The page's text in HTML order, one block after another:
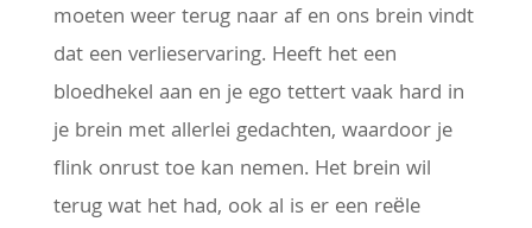
moeten weer terug naar af en ons brein vindt
dat een verlieservaring. Heeft het een
bloedhekel aan en je ego tettert vaak hard in
je brein met allerlei gedachten, waardoor je
flink onrust toe kan nemen. Het brein wil
terug wat het had, ook al is er een reële